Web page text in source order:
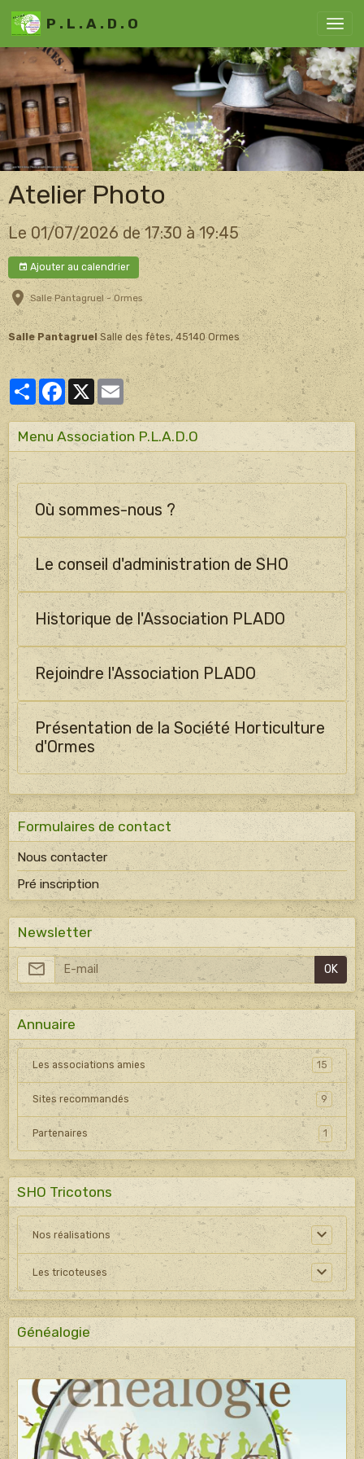
P . L . A . D . O
Atelier Photo
Le 01/07/2026 de 17:30 à 19:45
Ajouter au calendrier
Salle Pantagruel - Ormes
Salle Pantagruel Salle des fêtes, 45140 Ormes
PartagerFacebook Email
Menu Association P.L.A.D.O
Où sommes-nous ?
Le conseil d'administration de SHO
Historique de l'Association PLADO
Rejoindre l'Association PLADO
Présentation de la Société Horticulture
d'Ormes
Formulaires de contact
Nous contacter
Pré inscription
Newsletter
OK
Annuaire
Les associations amies 15
Sites recommandés 9
Partenaires 1
SHO Tricotons
Nos réalisations
Les tricoteuses
Généalogie